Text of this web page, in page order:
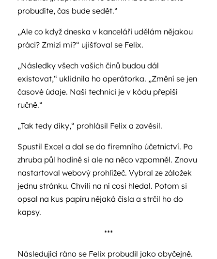
probudíte, čas bude sedět.“
„Ale co když dneska v kanceláři udělám nějakou
práci? Zmizí mi?“ ujišťoval se Felix.
„Následky všech vašich činů budou dál
existovat,“ uklidnila ho operátorka. „Změní se jen
časové údaje. Naši technici je v kódu přepíší
ručně.“
„Tak tedy díky,“ prohlásil Felix a zavěsil.
Spustil Excel a dal se do firemního účetnictví. Po
zhruba půl hodině si ale na něco vzpomněl. Znovu
nastartoval webový prohlížeč. Vybral ze záložek
jednu stránku. Chvíli na ní cosi hledal. Potom si
opsal na kus papíru nějaká čísla a strčil ho do
kapsy.
***
Následující ráno se Felix probudil jako obyčejně.